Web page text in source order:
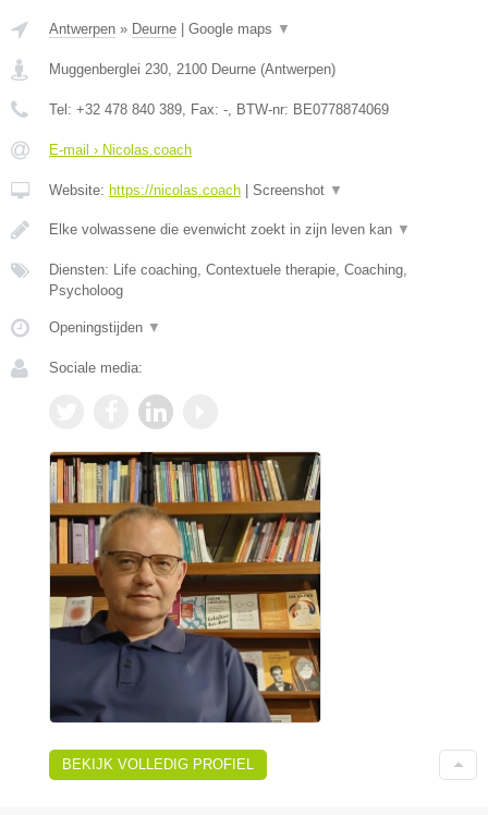
Antwerpen » Deurne Google maps ▼
Muggenberglei 230, 2100 Deurne (Antwerpen)
Tel: +32 478 840 389, Fax: -, BTW-nr: BE0778874069
E-mail › Nicolas.coach
Website: https://nicolas.coach Screenshot ▼
Elke volwassene die evenwicht zoekt in zijn leven kan ▼
Diensten: Life coaching, Contextuele therapie, Coaching,
Psycholoog
Openingstijden ▼
Sociale media:
BEKIJK VOLLEDIG PROFIEL